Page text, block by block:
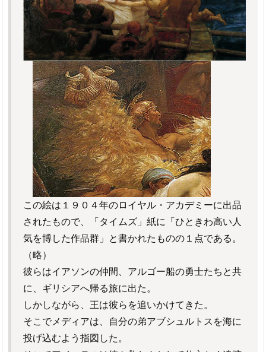
この絵は１９０４年のロイヤル・アカデミーに出品
されたもので、「タイムズ」紙に「ひときわ高い人
気を博した作品群」と書かれたものの１点である。
（略）
彼らはイアソンの仲間、アルゴー船の勇士たちと共
に、ギリシアへ帰る旅に出た。
しかしながら、王は彼らを追いかけてきた。
そこでメディアは、自分の弟アブシュルトスを海に
投げ込むよう指図した。